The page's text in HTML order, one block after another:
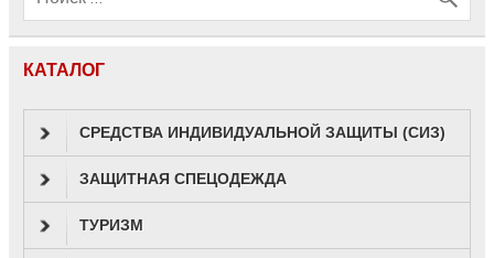
КАТАЛОГ
СРЕДСТВА ИНДИВИДУАЛЬНОЙ ЗАЩИТЫ (СИЗ)
ЗАЩИТНАЯ СПЕЦОДЕЖДА
ТУРИЗМ